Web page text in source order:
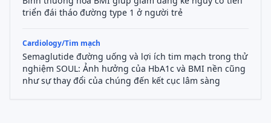
triển đái tháo đường type 1 ở người trẻ
Cardiology/Tim mạch
Semaglutide đường uống và lợi ích tim mạch trong thử
nghiệm SOUL: Ảnh hưởng của HbA1c và BMI nền cũng
như sự thay đổi của chúng đến kết cục lâm sàng